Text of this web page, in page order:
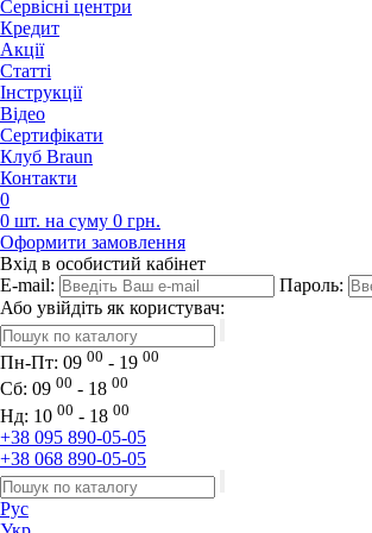
Сервісні центри
Кредит
Акції
Статті
Iнструкції
Відео
Сертифікати
Клуб Braun
Контакти
0
0 шт. на суму 0 грн.
Оформити замовлення
Вхід в особистий кабінет
E-mail:
Пароль:
Або увійдіть як користувач:
Пн-Пт: 09 00 - 19 00
Сб: 09 00 - 18 00
Нд: 10 00 - 18 00
+38 095 890-05-05
+38 068 890-05-05
Рус